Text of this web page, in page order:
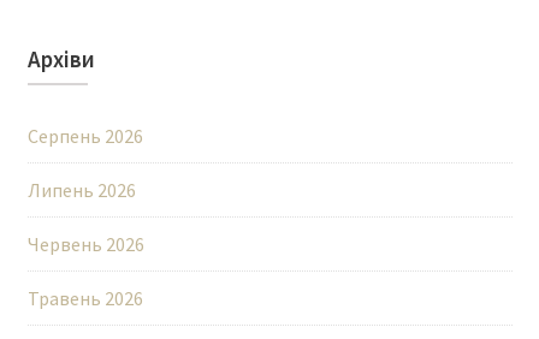
Архіви
Серпень 2026
Липень 2026
Червень 2026
Травень 2026